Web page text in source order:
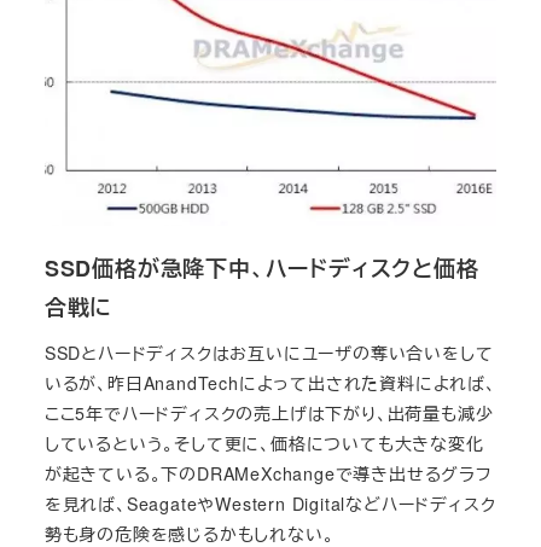
SSD価格が急降下中、ハードディスクと価格
合戦に
SSDとハードディスクはお互いにユーザの奪い合いをして
いるが、昨日AnandTechによって出された資料によれば、
ここ5年でハードディスクの売上げは下がり、出荷量も減少
しているという。そして更に、価格についても大きな変化
が起きている。下のDRAMeXchangeで導き出せるグラフ
を見れば、SeagateやWestern Digitalなどハードディスク
勢も身の危険を感じるかもしれない。